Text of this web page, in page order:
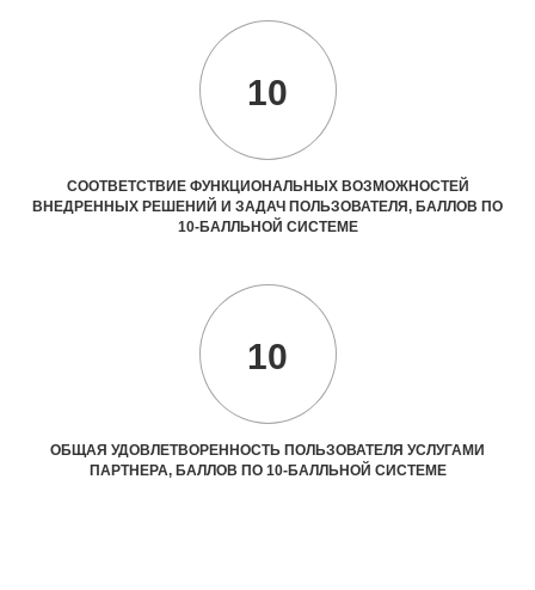
10
СООТВЕТСТВИЕ ФУНКЦИОНАЛЬНЫХ ВОЗМОЖНОСТЕЙ
ВНЕДРЕННЫХ РЕШЕНИЙ И ЗАДАЧ ПОЛЬЗОВАТЕЛЯ, БАЛЛОВ ПО
10-БАЛЛЬНОЙ СИСТЕМЕ
10
ОБЩАЯ УДОВЛЕТВОРЕННОСТЬ ПОЛЬЗОВАТЕЛЯ УСЛУГАМИ
ПАРТНЕРА, БАЛЛОВ ПО 10-БАЛЛЬНОЙ СИСТЕМЕ